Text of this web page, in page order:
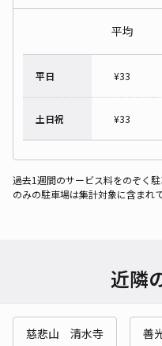
平均
平日 ¥33
土日祝 ¥33
過去1週間のサービス料をのぞく
のみの駐車場は集計対象に含まれ
近隣
慈悲山 清水寺 善